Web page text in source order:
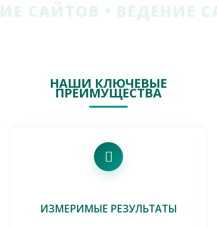
САЙТОВ •
НАШИ КЛЮЧЕВЫЕ
ПРЕИМУЩЕСТВА
ИЗМЕРИМЫЕ РЕЗУЛЬТАТЫ